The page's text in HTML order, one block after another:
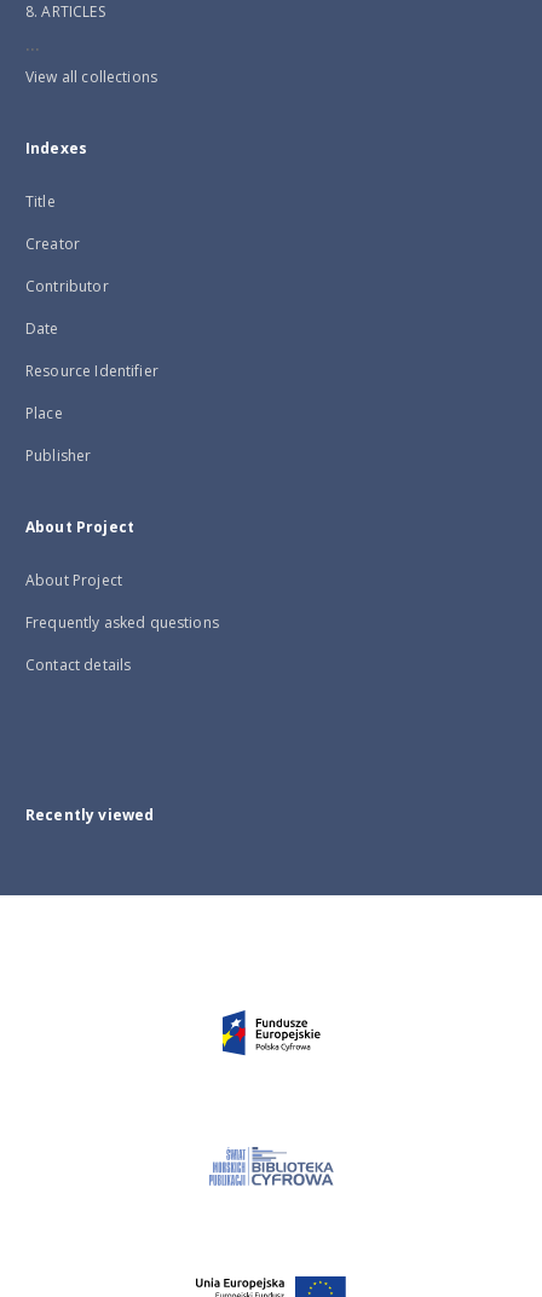
8. ARTICLES
...
View all collections
Indexes
Title
Creator
Contributor
Date
Resource Identifier
Place
Publisher
About Project
About Project
Frequently asked questions
Contact details
Recently viewed